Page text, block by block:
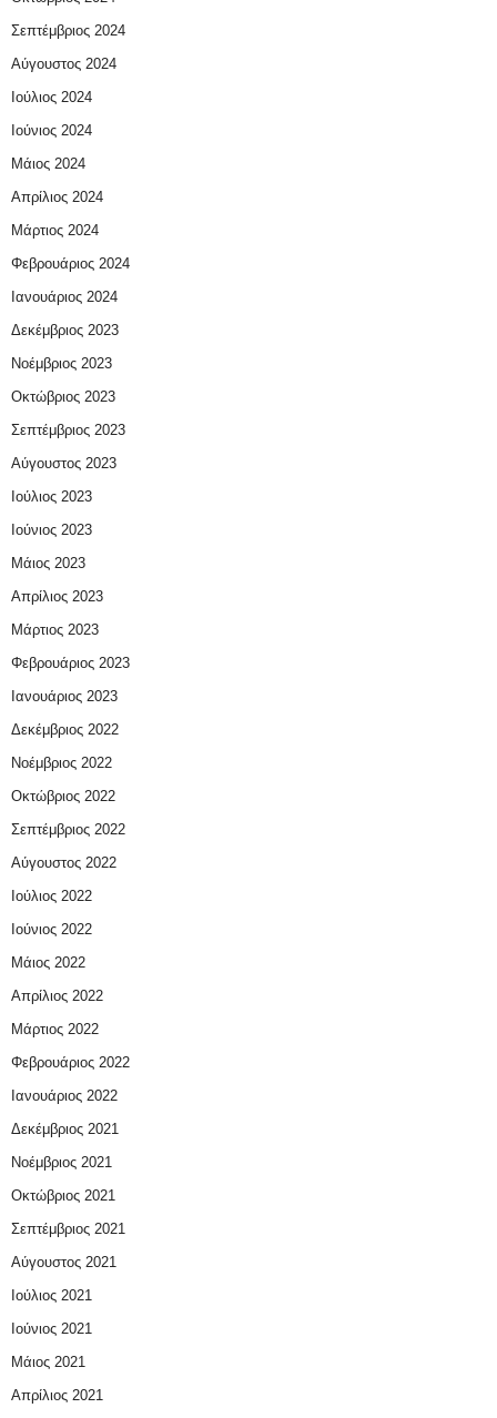
Σεπτέμβριος 2024
Αύγουστος 2024
Ιούλιος 2024
Ιούνιος 2024
Μάιος 2024
Απρίλιος 2024
Μάρτιος 2024
Φεβρουάριος 2024
Ιανουάριος 2024
Δεκέμβριος 2023
Νοέμβριος 2023
Οκτώβριος 2023
Σεπτέμβριος 2023
Αύγουστος 2023
Ιούλιος 2023
Ιούνιος 2023
Μάιος 2023
Απρίλιος 2023
Μάρτιος 2023
Φεβρουάριος 2023
Ιανουάριος 2023
Δεκέμβριος 2022
Νοέμβριος 2022
Οκτώβριος 2022
Σεπτέμβριος 2022
Αύγουστος 2022
Ιούλιος 2022
Ιούνιος 2022
Μάιος 2022
Απρίλιος 2022
Μάρτιος 2022
Φεβρουάριος 2022
Ιανουάριος 2022
Δεκέμβριος 2021
Νοέμβριος 2021
Οκτώβριος 2021
Σεπτέμβριος 2021
Αύγουστος 2021
Ιούλιος 2021
Ιούνιος 2021
Μάιος 2021
Απρίλιος 2021